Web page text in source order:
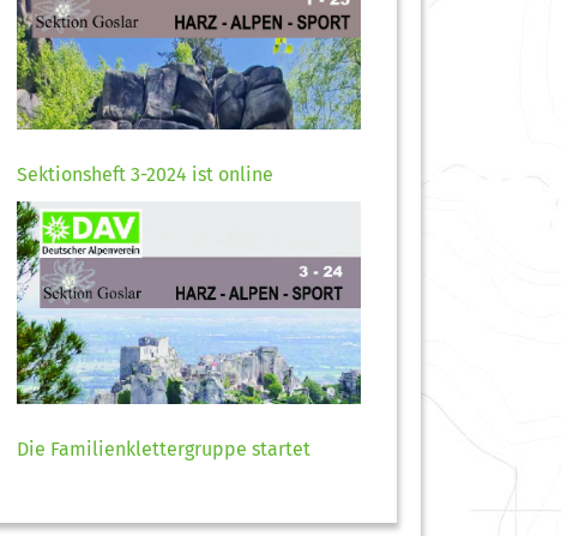
Sektionsheft 3-2024 ist online
Die Familienklettergruppe startet